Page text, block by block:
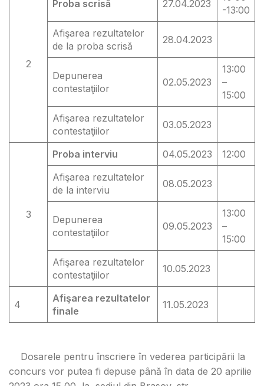
2
Proba scrisă 27.04.2023
-13:00
Afişarea rezultatelor
de la proba scrisă
28.04.2023
Depunerea
contestaţiilor
02.05.2023
13:00
–
15:00
Afişarea rezultatelor
contestaţiilor
03.05.2023
3
Proba interviu 04.05.2023
12:00
Afişarea rezultatelor
de la interviu
08.05.2023
Depunerea
contestaţiilor
09.05.2023
13:00
–
15:00
Afişarea rezultatelor
contestaţiilor
10.05.2023
4
Afişarea rezultatelor
finale
11.05.2023
Dosarele pentru înscriere în vederea participării la
concurs vor putea fi depuse până în data de 20 aprilie